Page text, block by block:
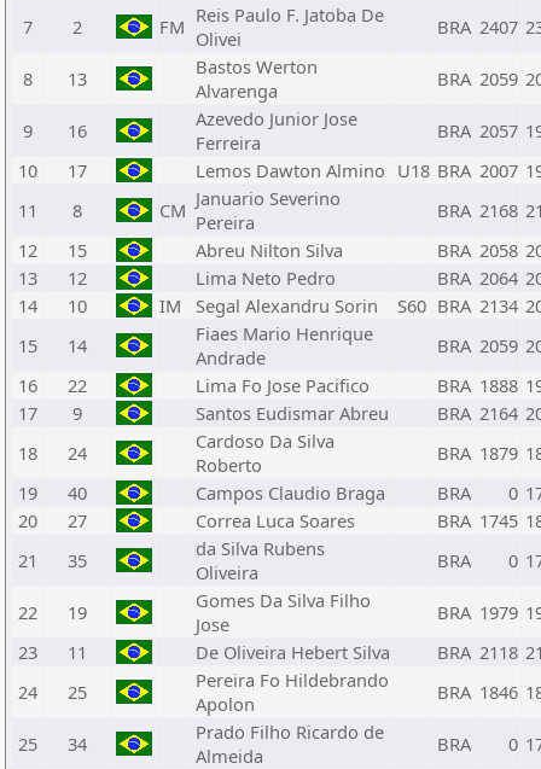
7 2 FM Reis Paulo F. Jatoba De
Olivei
BRA 2407
8 13
Bastos Werton
Alvarenga
BRA 2059
9 16
Azevedo Junior Jose
Ferreira
BRA 2057
10
17 Lemos Dawton Almino U18 BRA 2007
11
8 CM Januario Severino
Pereira
BRA 2168
12
15 Abreu Nilton Silva BRA 2058
13
12 Lima Neto Pedro BRA 2064
14
10 IM Segal Alexandru Sorin S60 BRA 2134
15
14
Fiaes Mario Henrique
Andrade
BRA 2059
16
22 Lima Fo Jose Pacifico BRA 1888
17
9 Santos Eudismar Abreu BRA 2164
18
24
Cardoso Da Silva
Roberto
BRA 1879
19
40 Campos Claudio Braga BRA 0
20
27 Correa Luca Soares BRA 1745
21
35
da Silva Rubens
Oliveira
BRA 0
22 19
Gomes Da Silva Filho
Jose
BRA 1979
23
11 De Oliveira Hebert Silva BRA 2118
24
25
Pereira Fo Hildebrando
Apolon
BRA 1846
25 34
Prado Filho Ricardo de
Almeida
BRA 0